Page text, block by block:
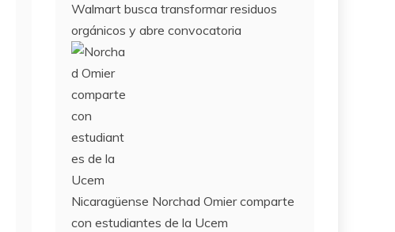
Walmart busca transformar residuos
orgánicos y abre convocatoria
Nicaragüense Norchad Omier comparte
con estudiantes de la Ucem